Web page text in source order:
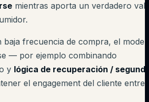
mientras aporta un verdadero
baja frecuencia de compra, el
— por ejemplo combinando
y lógica de recuperación /
el engagement del cliente entre